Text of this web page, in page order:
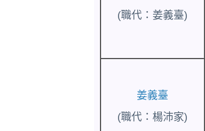
(職代：姜義臺)
姜義臺
(職代：楊沛家)